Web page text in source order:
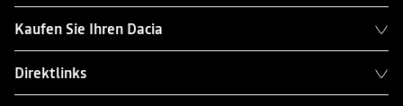
Kaufen Sie Ihren Dacia
Direktlinks